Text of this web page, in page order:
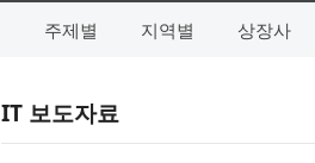
주제별 지역별 상장사
IT 보도자료